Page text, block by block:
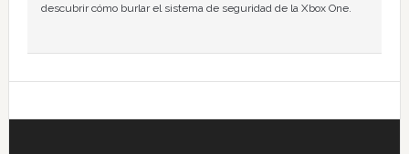
descubrir cómo burlar el sistema de seguridad de la Xbox One.